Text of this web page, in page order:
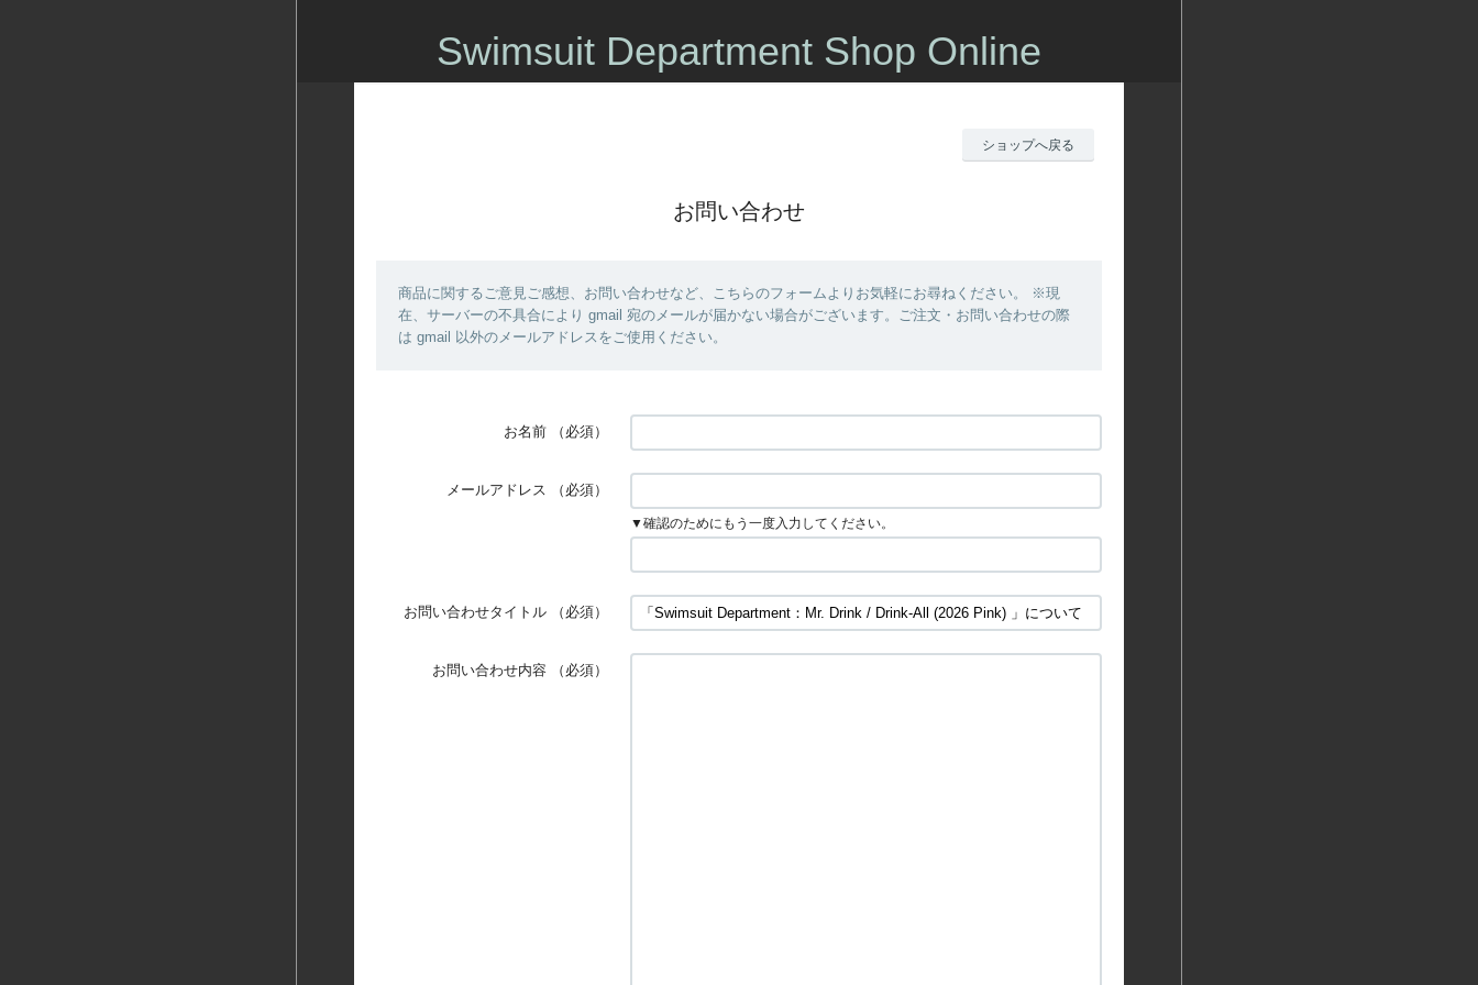
Swimsuit Department Shop Online
ショップへ戻る
お問い合わせ
商品に関するご意見ご感想、お問い合わせなど、こちらのフォームよりお気軽にお尋ねください。 ※現
在、サーバーの不具合により gmail 宛のメールが届かない場合がございます。ご注文・お問い合わせの際
は gmail 以外のメールアドレスをご使用ください。
お名前 （必須）
メールアドレス （必須）
▼確認のためにもう一度入力してください。
お問い合わせタイトル （必須）
お問い合わせ内容 （必須）